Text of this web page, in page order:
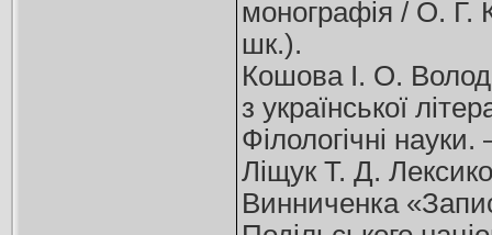
монографія / О.
шк.).
Кошова І. О.
з української
Філологічні
Ліщук Т. Д.
Винниченка